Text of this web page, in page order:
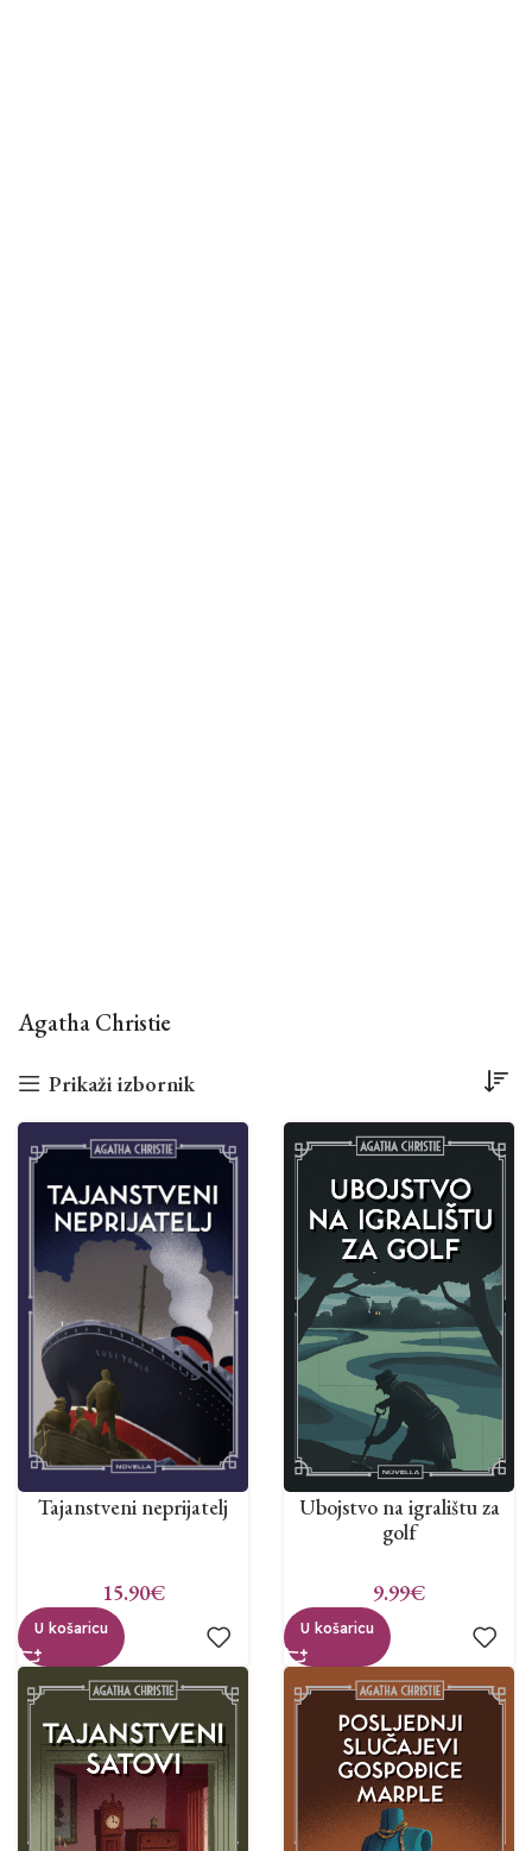
Agatha Christie
Prikaži izbornik
Tajanstveni neprijatelj
15.90€
U košaricu
Ubojstvo na igralištu za
golf
9.99€
U košaricu